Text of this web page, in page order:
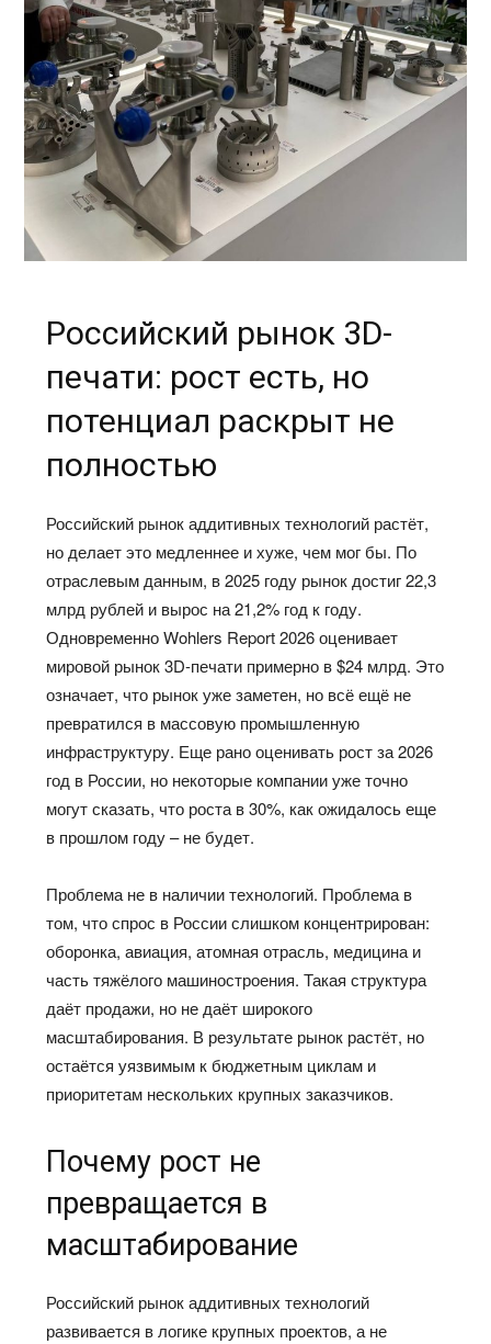
Российский рынок 3D-
печати: рост есть, но
потенциал раскрыт не
полностью
Российский рынок аддитивных технологий растёт,
но делает это медленнее и хуже, чем мог бы. По
отраслевым данным, в 2025 году рынок достиг 22,3
млрд рублей и вырос на 21,2% год к году.
Одновременно Wohlers Report 2026 оценивает
мировой рынок 3D-печати примерно в $24 млрд. Это
означает, что рынок уже заметен, но всё ещё не
превратился в массовую промышленную
инфраструктуру. Еще рано оценивать рост за 2026
год в России, но некоторые компании уже точно
могут сказать, что роста в 30%, как ожидалось еще
в прошлом году – не будет.
Проблема не в наличии технологий. Проблема в
том, что спрос в России слишком концентрирован:
оборонка, авиация, атомная отрасль, медицина и
часть тяжёлого машиностроения. Такая структура
даёт продажи, но не даёт широкого
масштабирования. В результате рынок растёт, но
остаётся уязвимым к бюджетным циклам и
приоритетам нескольких крупных заказчиков.
Почему рост не
превращается в
масштабирование
Российский рынок аддитивных технологий
развивается в логике крупных проектов, а не